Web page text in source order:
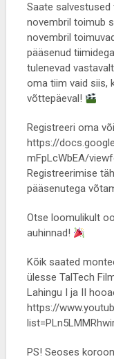
Saate salvestused
novembril toimub
novembril
pääsenud
tulenevad
oma tiim vaid siis,
võttepäeval!
Registreeri oma
https://
mFpLcWbEA/
Registreerimise
pääsenutega
Otse loomulikult
auhinnad!
Kõik saated
ülesse TalTech
Lahingu I ja II
https://
PS! Seoses